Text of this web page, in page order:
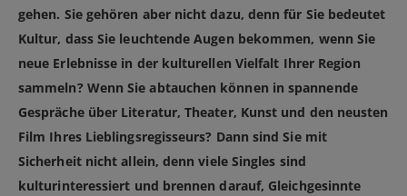
gehen. Sie gehören aber nicht dazu, denn für Sie bedeutet
Kultur, dass Sie leuchtende Augen bekommen, wenn Sie
neue Erlebnisse in der kulturellen Vielfalt Ihrer Region
sammeln? Wenn Sie abtauchen können in spannende
Gespräche über Literatur, Theater, Kunst und den neusten
Film Ihres Lieblingsregisseurs? Dann sind Sie mit
Sicherheit nicht allein, denn viele Singles sind
kulturinteressiert und brennen darauf, Gleichgesinnte